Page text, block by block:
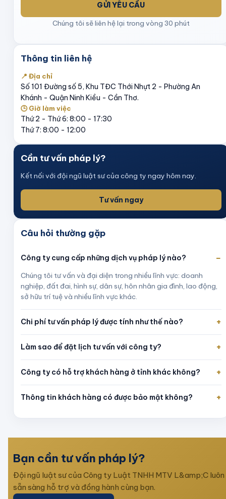
GỬI YÊU CẦU
Chúng tôi sẽ liên hệ lại trong vòng 30 phút
Thông tin liên hệ
📍 Địa chỉ
Số 101 Đường số 5, Khu TĐC Thới Nhựt 2 - Phường An
Khánh - Quận Ninh Kiều - Cần Thơ.
🕒 Giờ làm việc
Thứ 2 - Thứ 6: 8:00 - 17:30
Thứ 7: 8:00 - 12:00
Cần tư vấn pháp lý?
Kết nối với đội ngũ luật sư của công ty ngay hôm nay.
Tư vấn ngay
Câu hỏi thường gặp
Công ty cung cấp những dịch vụ pháp lý nào? −
Chúng tôi tư vấn và đại diện trong nhiều lĩnh vực: doanh
nghiệp, đất đai, hình sự, dân sự, hôn nhân gia đình, lao động,
sở hữu trí tuệ và nhiều lĩnh vực khác.
Chi phí tư vấn pháp lý được tính như thế nào? +
Làm sao để đặt lịch tư vấn với công ty? +
Công ty có hỗ trợ khách hàng ở tỉnh khác không? +
Thông tin khách hàng có được bảo mật không? +
Bạn cần tư vấn pháp lý?
Đội ngũ luật sư của Công ty Luật TNHH MTV L&amp;C luôn
sẵn sàng hỗ trợ và đồng hành cùng bạn.